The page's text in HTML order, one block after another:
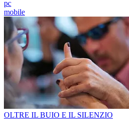
pc
mobile
OLTRE IL BUIO E IL SILENZIO